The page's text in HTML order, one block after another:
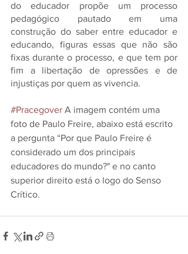
do educador propõe um processo
pedagógico pautado em uma
construção do saber entre educador e
educando, figuras essas que não são
fixas durante o processo, e que tem por
fim a libertação de opressões e de
injustiças por quem as vivencia.
#Pracegover A imagem contém uma
foto de Paulo Freire, abaixo está escrito
a pergunta “Por que Paulo Freire é
considerado um dos principais
educadores do mundo?" e no canto
superior direito está o logo do Senso
Crítico.